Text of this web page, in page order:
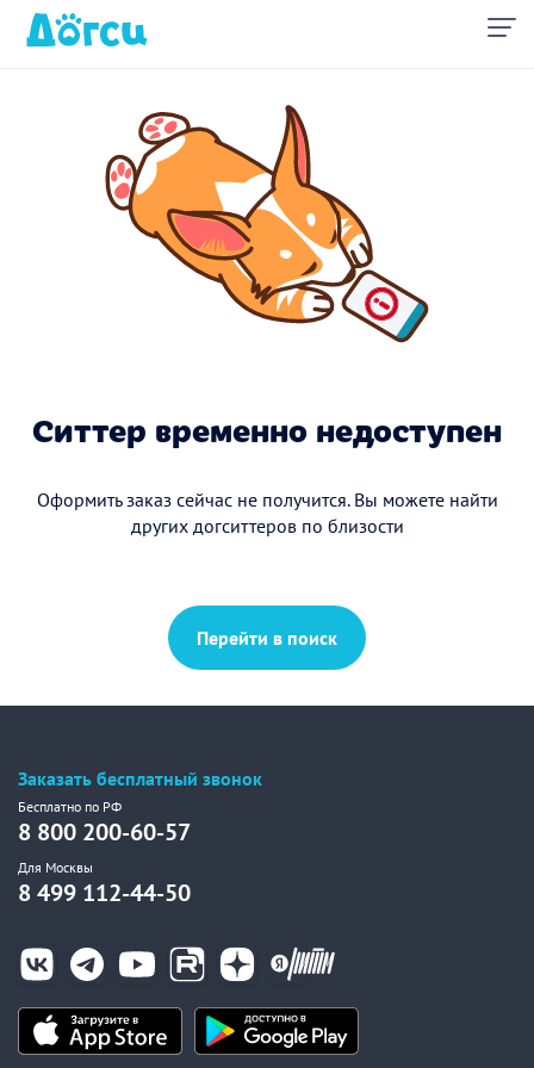
Ситтер временно недоступен
Оформить заказ сейчас не получится. Вы можете найти
других догситтеров по близости
Перейти в поиск
Заказать бесплатный звонок
Бесплатно по РФ
8 800 200-60-57
Для Москвы
8 499 112-44-50